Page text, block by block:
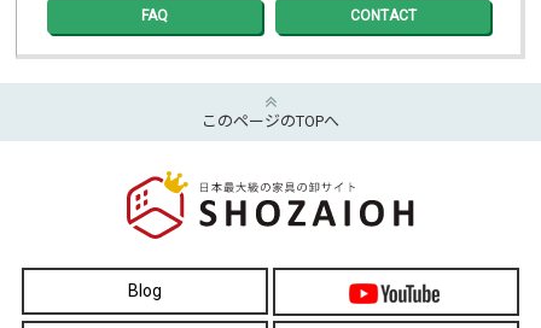
FAQ CONTACT
このページのTOPへ
Blog